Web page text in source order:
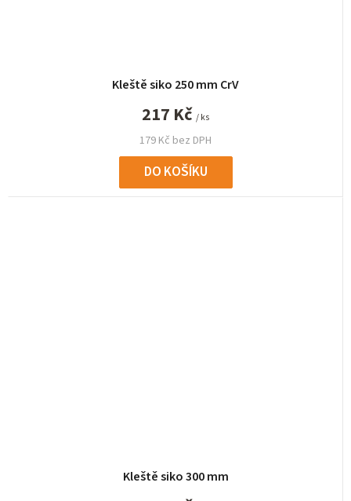
Kleště siko 250 mm CrV
179 Kč bez DPH
217 Kč / ks
DO KOŠÍKU
Kleště siko 300 mm